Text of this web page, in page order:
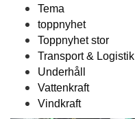
Tema
toppnyhet
Toppnyhet stor
Transport & Logistik
Underhåll
Vattenkraft
Vindkraft